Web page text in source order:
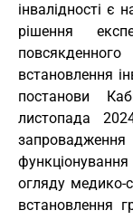
інвалідності є
рішення
встановлення
постанови
листопада
огляду медико-
встановлення